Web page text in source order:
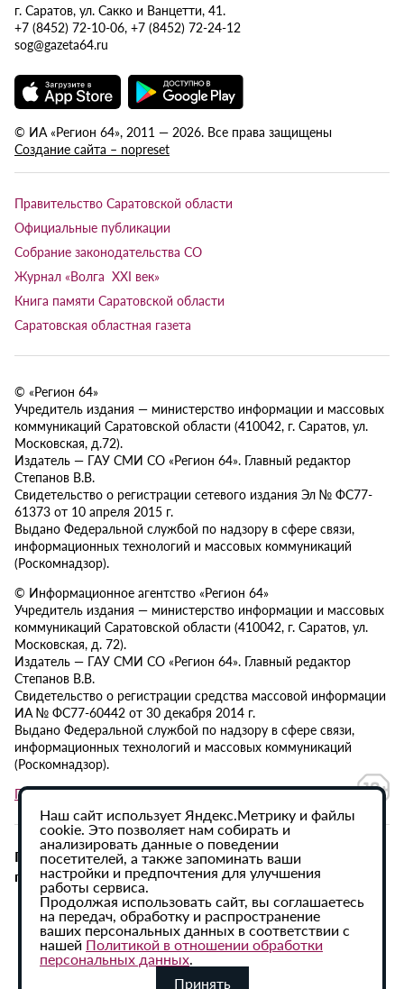
г. Саратов, ул. Сакко и Ванцетти, 41.
+7 (8452) 72-10-06, +7 (8452) 72-24-12
sog@gazeta64.ru
© ИА «Регион 64», 2011 — 2026. Все права защищены
Создание сайта – nopreset
Правительство Саратовской области
Официальные публикации
Собрание законодательства СО
Журнал «Волга XXI век»
Книга памяти Саратовской области
Саратовская областная газета
© «Регион 64»
Учредитель издания — министерство информации и массовых
коммуникаций Саратовской области (410042, г. Саратов, ул.
Московская, д.72).
Издатель — ГАУ СМИ СО «Регион 64». Главный редактор
Степанов В.В.
Свидетельство о регистрации сетевого издания Эл № ФС77-
61373 от 10 апреля 2015 г.
Выдано Федеральной службой по надзору в сфере связи,
информационных технологий и массовых коммуникаций
(Роскомнадзор).
© Информационное агентство «Регион 64»
Учредитель издания — министерство информации и массовых
коммуникаций Саратовской области (410042, г. Саратов, ул.
Московская, д. 72).
Издатель — ГАУ СМИ СО «Регион 64». Главный редактор
Степанов В.В.
Свидетельство о регистрации средства массовой информации
ИА № ФС77-60442 от 30 декабря 2014 г.
Выдано Федеральной службой по надзору в сфере связи,
информационных технологий и массовых коммуникаций
(Роскомнадзор).
Политика в отношении обработки персональных данных
При использовании материалов сайта активная
гиперссылка на ИА «Регион 64» обязательна.
Наш сайт использует Яндекс.Метрику и файлы
cookie. Это позволяет нам собирать и
анализировать данные о поведении
посетителей, а также запоминать ваши
настройки и предпочтения для улучшения
работы сервиса.
Продолжая использовать сайт, вы соглашаетесь
на передач, обработку и распространение
ваших персональных данных в соответствии с
нашей Политикой в отношении обработки
персональных данных.
Принять